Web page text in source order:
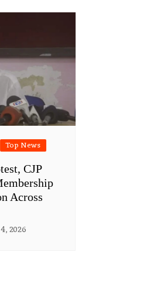
Top News
CJP
Across
2026